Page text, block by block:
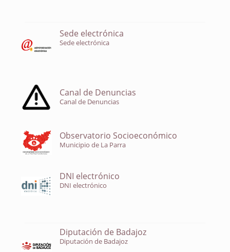
Sede electrónica
Sede electrónica
Canal de Denuncias
Canal de Denuncias
Observatorio Socioeconómico
Municipio de La Parra
DNI electrónico
DNI electrónico
Diputación de Badajoz
Diputación de Badajoz